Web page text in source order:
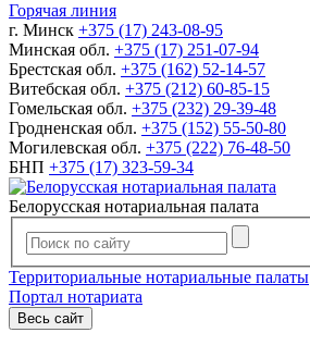
Горячая линия
г. Минск +375 (17) 243-08-95
Минская обл. +375 (17) 251-07-94
Брестская обл. +375 (162) 52-14-57
Витебская обл. +375 (212) 60-85-15
Гомельская обл. +375 (232) 29-39-48
Гродненская обл. +375 (152) 55-50-80
Могилевская обл. +375 (222) 76-48-50
БНП +375 (17) 323-59-34
Белорусская нотариальная палата
Территориальные нотариальные палаты
Портал нотариата
Весь сайт